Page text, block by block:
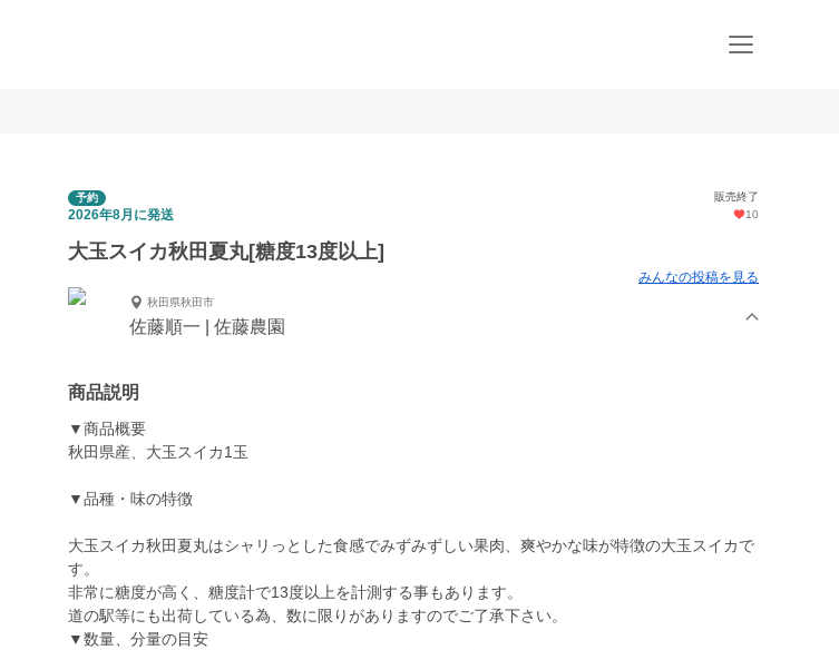
予約 販売終了
2026年8月に発送 10
大玉スイカ秋田夏丸[糖度13度以上]
みんなの投稿を見る
秋田県秋田市
佐藤順一 | 佐藤農園
商品説明
▼商品概要
秋田県産、大玉スイカ1玉
▼品種・味の特徴
大玉スイカ秋田夏丸はシャリっとした食感でみずみずしい果肉、爽やかな味が特徴の大玉スイカで
す。
非常に糖度が高く、糖度計で13度以上を計測する事もあります。
道の駅等にも出荷している為、数に限りがありますのでご了承下さい。
▼数量、分量の目安